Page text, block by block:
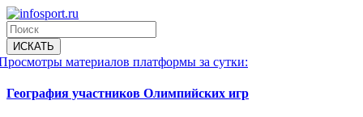
материалов платформы за сутки:
География участников Олимпийских игр